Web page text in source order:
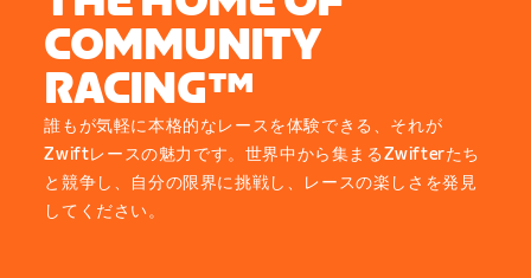
COMMUNITY
RACING™
誰もが気軽に本格的なレースを体験できる、それが
Zwiftレースの魅力です。世界中から集まるZwifterたち
と競争し、自分の限界に挑戦し、レースの楽しさを発見
してください。